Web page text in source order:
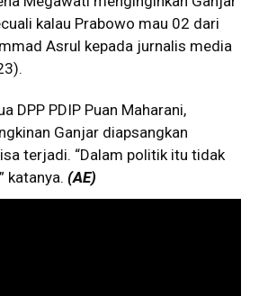
kalau Prabowo mau 02 dari
Asrul kepada jurnalis media
DPP PDIP Puan Maharani,
Ganjar diapsangkan
terjadi. “Dalam politik itu tidak
katanya. (AE)